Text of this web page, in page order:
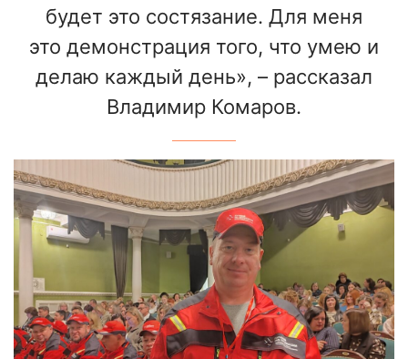
будет это состязание. Для меня
это демонстрация того, что умею и
делаю каждый день», – рассказал
Владимир Комаров.